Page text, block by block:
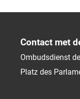
Contact met
Ombudsdienst
Platz des